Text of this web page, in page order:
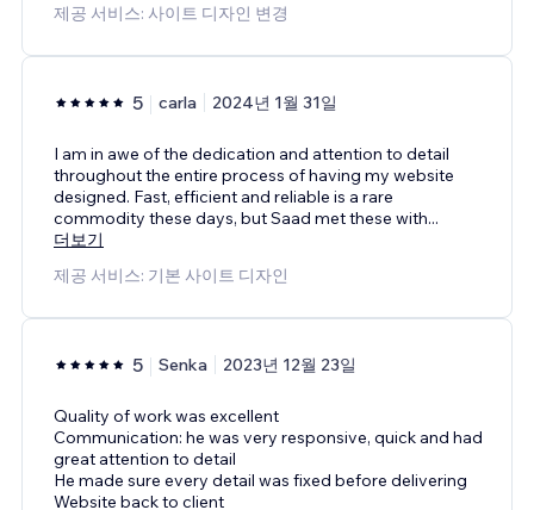
제공 서비스: 사이트 디자인 변경
5 carla 2024년 1월 31일
I am in awe of the dedication and attention to detail
throughout the entire process of having my website
designed. Fast, efficient and reliable is a rare
commodity these days, but Saad met these with...
더보기
제공 서비스: 기본 사이트 디자인
5 Senka 2023년 12월 23일
Quality of work was excellent
Communication: he was very responsive, quick and had
great attention to detail
He made sure every detail was fixed before delivering
Website back to client